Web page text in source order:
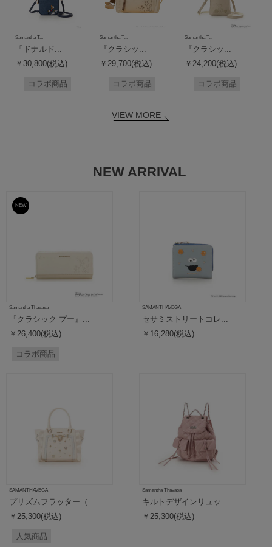
Samantha T...
「ドナルド...
￥30,800(税込)
コラボ商品
Samantha T...
『クラシッ...
￥29,700(税込)
コラボ商品
Samantha T...
『クラシッ...
￥24,200(税込)
コラボ商品
VIEW MORE
NEW ARRIVAL
予約
NEW
Samantha Thavasa
『クラシック プー』...
￥26,400(税込)
コラボ商品
SAMANTHAVEGA
セサミストリートコレ...
￥16,280(税込)
SAMANTHAVEGA
プリズムフラッター（...
￥25,300(税込)
人気商品
Samantha Thavasa
キルトデザインリュッ...
￥25,300(税込)